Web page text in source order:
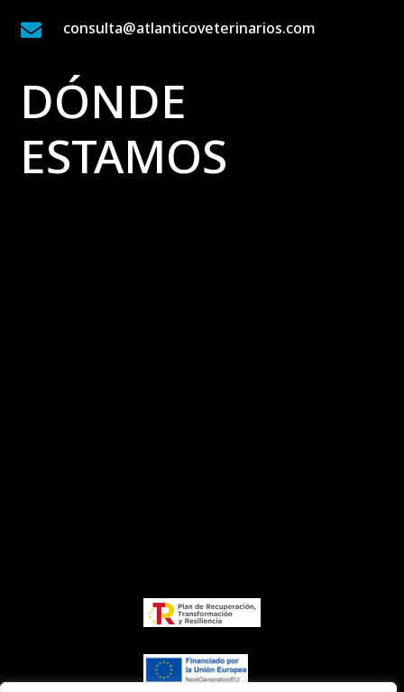
 consulta@atlanticoveterinarios.com
DÓNDE
ESTAMOS